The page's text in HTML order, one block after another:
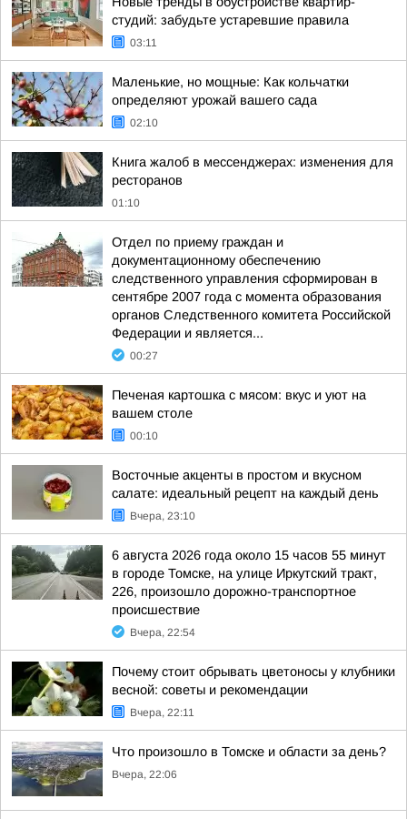
студий: забудьте устаревшие правила
03:11
Маленькие, но мощные: Как кольчатки
определяют урожай вашего сада
02:10
Книга жалоб в мессенджерах: изменения для
ресторанов
01:10
Отдел по приему граждан и
документационному обеспечению
следственного управления сформирован в
сентябре 2007 года с момента образования
органов Следственного комитета Российской
Федерации и является...
00:27
Печеная картошка с мясом: вкус и уют на
вашем столе
00:10
Восточные акценты в простом и вкусном
салате: идеальный рецепт на каждый день
Вчера, 23:10
6 августа 2026 года около 15 часов 55 минут
в городе Томске, на улице Иркутский тракт,
226, произошло дорожно-транспортное
происшествие
Вчера, 22:54
Почему стоит обрывать цветоносы у клубники
весной: советы и рекомендации
Вчера, 22:11
Что произошло в Томске и области за день?
Вчера, 22:06